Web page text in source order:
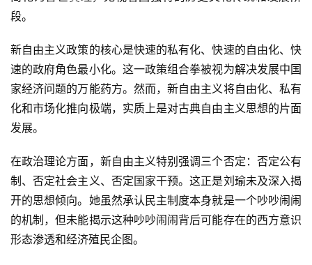
段。
新自由主义政策的核心是快速的私有化、快速的自由化、快
速的政府角色最小化。这一政策组合拳被视为解决发展中国
家经济问题的万能药方。然而，新自由主义将自由化、私有
化和市场化推向极端，实质上是对古典自由主义思想的片面
发展。
在政治理论方面，新自由主义特别强调三个否定：否定公有
制、否定社会主义、否定国家干预。这正是刘瑜未及深入揭
开的思想倾向。她虽然承认民主制度本身就是一个吵吵闹闹
的机制，但未能揭示这种吵吵闹闹背后可能存在的西方意识
形态渗透和经济殖民企图。